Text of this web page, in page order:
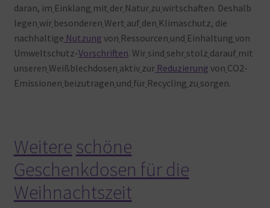
daran, im Einklang mit der Natur zu wirtschaften. Deshalb
legen wir besonderen Wert auf den Klimaschutz, die
nachhaltige Nutzung von Ressourcen und Einhaltung von
Umweltschutz-Vorschriften. Wir sind sehr stolz darauf mit
unseren Weißblechdosen aktiv zurReduzierung von CO2-
Emissionen beizutragen und für Recycling zu sorgen.
Weitere schöne
Geschenkdosen für die
Weihnachtszeit